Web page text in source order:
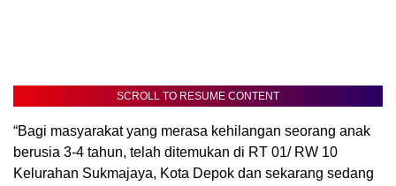
SCROLL TO RESUME CONTENT
“Bagi masyarakat yang merasa kehilangan seorang anak
berusia 3-4 tahun, telah ditemukan di RT 01/ RW 10
Kelurahan Sukmajaya, Kota Depok dan sekarang sedang